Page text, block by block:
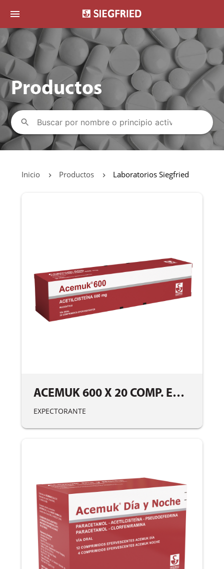
menu
Productos
Inicio Productos Laboratorios Siegfried
ACEMUK 600 X 20 COMP. EFERV.
EXPECTORANTE